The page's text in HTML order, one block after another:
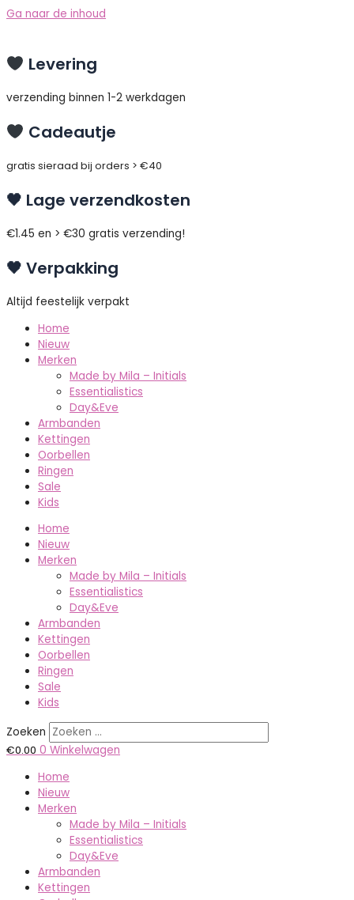
Ga naar de inhoud
Levering
verzending binnen 1-2 werkdagen
Cadeautje
gratis sieraad bij orders > €40
🖤 Lage verzendkosten
€1.45 en > €30 gratis verzending!
🖤 Verpakking
Altijd feestelijk verpakt
Home
Nieuw
Merken
Made by Mila – Initials
Essentialistics
Day&Eve
Armbanden
Kettingen
Oorbellen
Ringen
Sale
Kids
Home
Nieuw
Merken
Made by Mila – Initials
Essentialistics
Day&Eve
Armbanden
Kettingen
Oorbellen
Ringen
Sale
Kids
Zoeken
€0.00 0 Winkelwagen
Home
Nieuw
Merken
Made by Mila – Initials
Essentialistics
Day&Eve
Armbanden
Kettingen